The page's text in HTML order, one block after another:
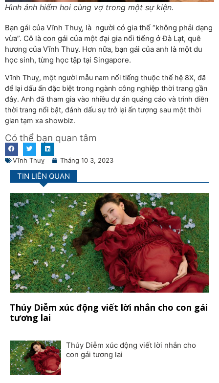
Hình ảnh hiếm hoi cùng vợ trong một sự kiện.
Bạn gái của Vĩnh Thuỵ, là người có gia thế “không phải dạng
vừa”. Cô là con gái của một đại gia nổi tiếng ở Đà Lạt, quê
hương của Vĩnh Thuỵ. Hơn nữa, bạn gái của anh là một du
học sinh, từng học tập tại Singapore.
Vĩnh Thuỵ, một người mẫu nam nổi tiếng thuộc thế hệ 8X, đã
để lại dấu ấn đặc biệt trong ngành công nghiệp thời trang gần
đây. Anh đã tham gia vào nhiều dự án quảng cáo và trình diễn
thời trang nổi bật, đánh dấu sự trở lại ấn tượng sau một thời
gian tạm xa showbiz.
Có thể bạn quan tâm
Vĩnh Thuỵ Tháng 10 3, 2023
TIN LIÊN QUAN
Thúy Diễm xúc động viết lời nhắn cho con gái
tương lai
Thúy Diễm xúc động viết lời nhắn cho
con gái tương lai